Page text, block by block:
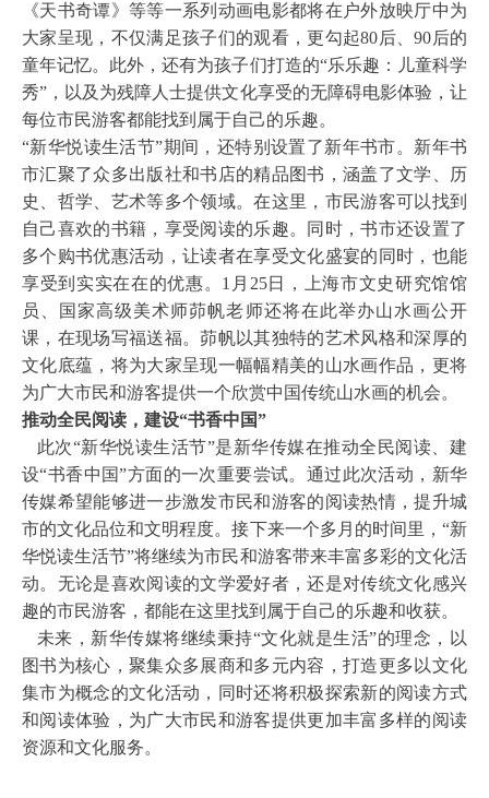
《天书奇谭》等等一系列动画电影都将在户外放映厅中为
大家呈现，不仅满足孩子们的观看，更勾起80后、90后的
童年记忆。此外，还有为孩子们打造的“乐乐趣：儿童科学
秀”，以及为残障人士提供文化享受的无障碍电影体验，让
每位市民游客都能找到属于自己的乐趣。
“新华悦读生活节”期间，还特别设置了新年书市。新年书
市汇聚了众多出版社和书店的精品图书，涵盖了文学、历
史、哲学、艺术等多个领域。在这里，市民游客可以找到
自己喜欢的书籍，享受阅读的乐趣。同时，书市还设置了
多个购书优惠活动，让读者在享受文化盛宴的同时，也能
享受到实实在在的优惠。1月25日，上海市文史研究馆馆
员、国家高级美术师茆帆老师还将在此举办山水画公开
课，在现场写福送福。茆帆以其独特的艺术风格和深厚的
文化底蕴，将为大家呈现一幅幅精美的山水画作品，更将
为广大市民和游客提供一个欣赏中国传统山水画的机会。
推动全民阅读，建设“书香中国”
此次“新华悦读生活节”是新华传媒在推动全民阅读、建
设“书香中国”方面的一次重要尝试。通过此次活动，新华
传媒希望能够进一步激发市民和游客的阅读热情，提升城
市的文化品位和文明程度。接下来一个多月的时间里，“新
华悦读生活节”将继续为市民和游客带来丰富多彩的文化活
动。无论是喜欢阅读的文学爱好者，还是对传统文化感兴
趣的市民游客，都能在这里找到属于自己的乐趣和收获。
未来，新华传媒将继续秉持“文化就是生活”的理念，以
图书为核心，聚集众多展商和多元内容，打造更多以文化
集市为概念的文化活动，同时还将积极探索新的阅读方式
和阅读体验，为广大市民和游客提供更加丰富多样的阅读
资源和文化服务。